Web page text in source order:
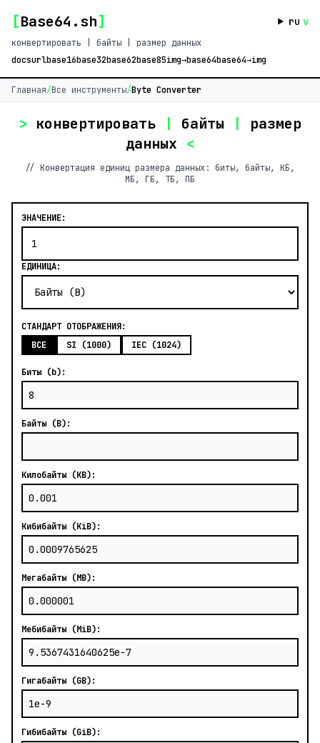
[Base64.sh] ru v
конвертировать | байты | размер данных
docsurlbase16base32base62base85img→base64base64→img
Главная/Все инструменты/Byte Converter
> конвертировать | байты |
размер
данных <
// Конвертация единиц размера данных: биты, байты, КБ,
МБ, ГБ, ТБ, ПБ
ЗНАЧЕНИЕ:
ЕДИНИЦА:
СТАНДАРТ ОТОБРАЖЕНИЯ:
ВСЕ
SI (1000) IEC (1024)
Биты (b):
Байты (B):
Килобайты (KB):
Кибибайты (KiB):
Мегабайты (MB):
Мебибайты (MiB):
Гигабайты (GB):
Гибибайты (GiB):